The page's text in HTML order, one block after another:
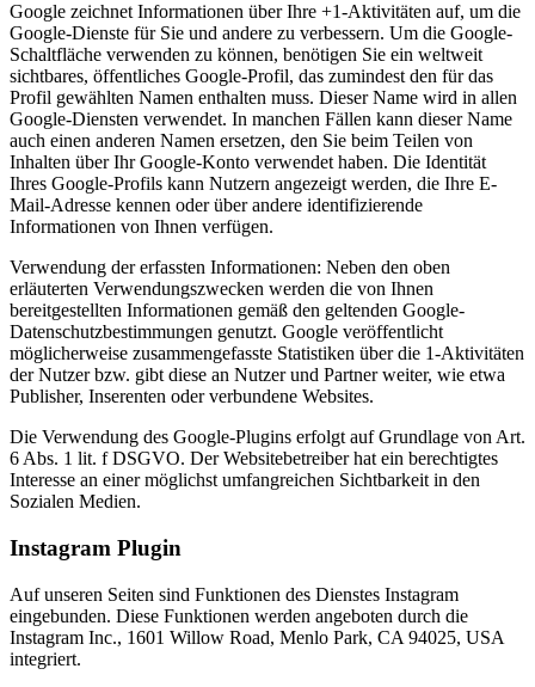
Google zeichnet Informationen über Ihre +1-Aktivitäten auf, um die
Google-Dienste für Sie und andere zu verbessern. Um die Google-
Schaltfläche verwenden zu können, benötigen Sie ein weltweit
sichtbares, öffentliches Google-Profil, das zumindest den für das
Profil gewählten Namen enthalten muss. Dieser Name wird in allen
Google-Diensten verwendet. In manchen Fällen kann dieser Name
auch einen anderen Namen ersetzen, den Sie beim Teilen von
Inhalten über Ihr Google-Konto verwendet haben. Die Identität
Ihres Google-Profils kann Nutzern angezeigt werden, die Ihre E-
Mail-Adresse kennen oder über andere identifizierende
Informationen von Ihnen verfügen.
Verwendung der erfassten Informationen: Neben den oben
erläuterten Verwendungszwecken werden die von Ihnen
bereitgestellten Informationen gemäß den geltenden Google-
Datenschutzbestimmungen genutzt. Google veröffentlicht
möglicherweise zusammengefasste Statistiken über die 1-Aktivitäten
der Nutzer bzw. gibt diese an Nutzer und Partner weiter, wie etwa
Publisher, Inserenten oder verbundene Websites.
Die Verwendung des Google-Plugins erfolgt auf Grundlage von Art.
6 Abs. 1 lit. f DSGVO. Der Websitebetreiber hat ein berechtigtes
Interesse an einer möglichst umfangreichen Sichtbarkeit in den
Sozialen Medien.
Instagram Plugin
Auf unseren Seiten sind Funktionen des Dienstes Instagram
eingebunden. Diese Funktionen werden angeboten durch die
Instagram Inc., 1601 Willow Road, Menlo Park, CA 94025, USA
integriert.